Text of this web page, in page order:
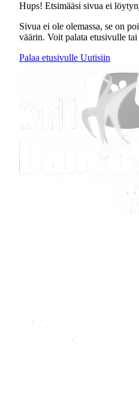
Hups! Etsimääsi sivua ei
Sivua ei ole olemassa, se on
väärin. Voit palata etusivulle
Palaa etusivulle Uutisiin